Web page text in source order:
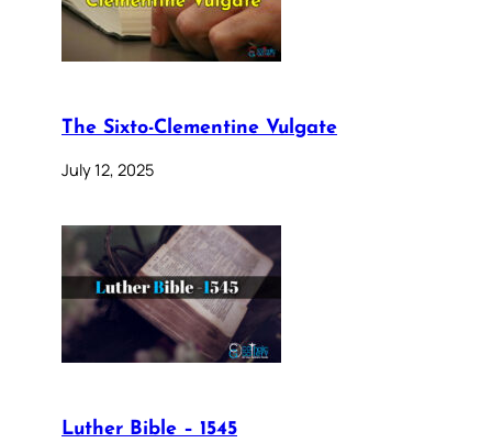
The Sixto-Clementine Vulgate
July 12, 2025
Luther Bible – 1545